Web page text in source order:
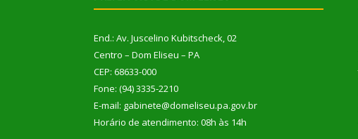
End.: Av. Juscelino Kubitscheck, 02
Centro – Dom Eliseu – PA
CEP: 68633-000
Fone: (94) 3335-2210
E-mail: gabinete@domeliseu.pa.gov.br
Horário de atendimento: 08h às 14h